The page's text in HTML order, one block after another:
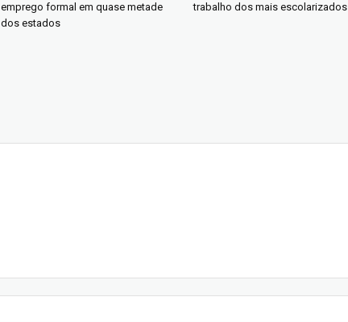
emprego formal em quase metade
dos estados
trabalho dos mais escolarizados